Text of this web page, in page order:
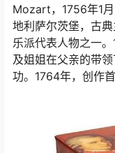
Mozart，1756年1
地利萨尔茨堡，古
乐派代表人物之一
及姐姐在父亲的带
功。1764年，创作